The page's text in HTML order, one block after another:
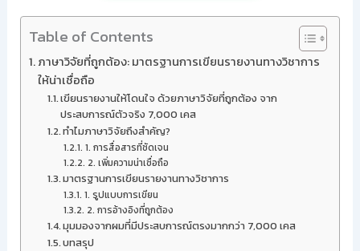
Table of Contents
ภาษาวิจัยที่ถูกต้อง: มาตรฐานการเขียนรายงานทางวิชาการ
ให้น่าเชื่อถือ
เขียนรายงานให้โดนใจ ด้วยภาษาวิจัยที่ถูกต้อง จาก
ประสบการณ์ตัวจริง 7,000 เคส
ทำไมภาษาวิจัยถึงสำคัญ?
1. การสื่อสารที่ชัดเจน
2. เพิ่มความน่าเชื่อถือ
มาตรฐานการเขียนรายงานทางวิชาการ
1. รูปแบบการเขียน
2. การอ้างอิงที่ถูกต้อง
มุมมองจากผมที่มีประสบการณ์ตรงมากกว่า 7,000 เคส
บทสรุป